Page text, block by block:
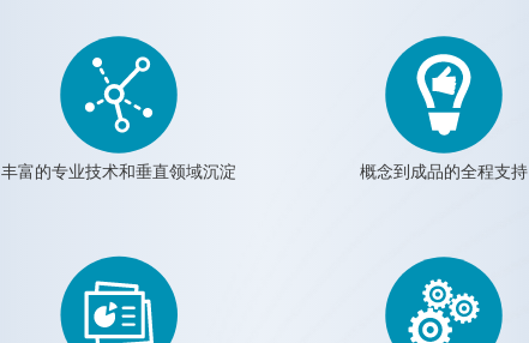
丰富的专业技术和垂直领域沉淀 概念到成品的全程支持